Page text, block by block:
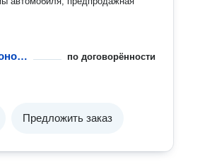
Оклейка автомобиля карбоновой пленкой по договорённости
Предложить заказ